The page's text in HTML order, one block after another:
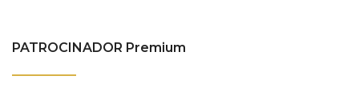
PATROCINADOR Premium